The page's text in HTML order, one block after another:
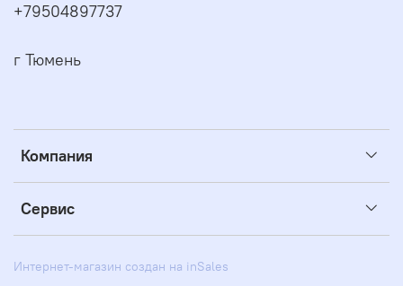
Компания
Сервис
+79504897737
г Тюмень
Интернет-магазин создан на inSales